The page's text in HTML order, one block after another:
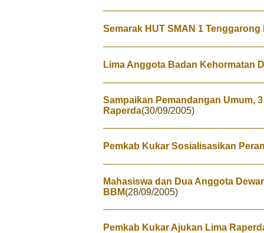
Semarak HUT SMAN 1 Tenggarong
Lima Anggota Badan Kehormatan
Sampaikan Pemandangan Umum,
Raperda(30/09/2005)
Pemkab Kukar Sosialisasikan
Mahasiswa dan Dua Anggota
BBM(28/09/2005)
Pemkab Kukar Ajukan Lima